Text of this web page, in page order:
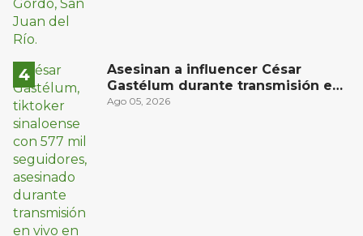
Asesinan a influencer César
Gastélum durante transmisión en
vivo en Sinaloa
Ago 05, 2026